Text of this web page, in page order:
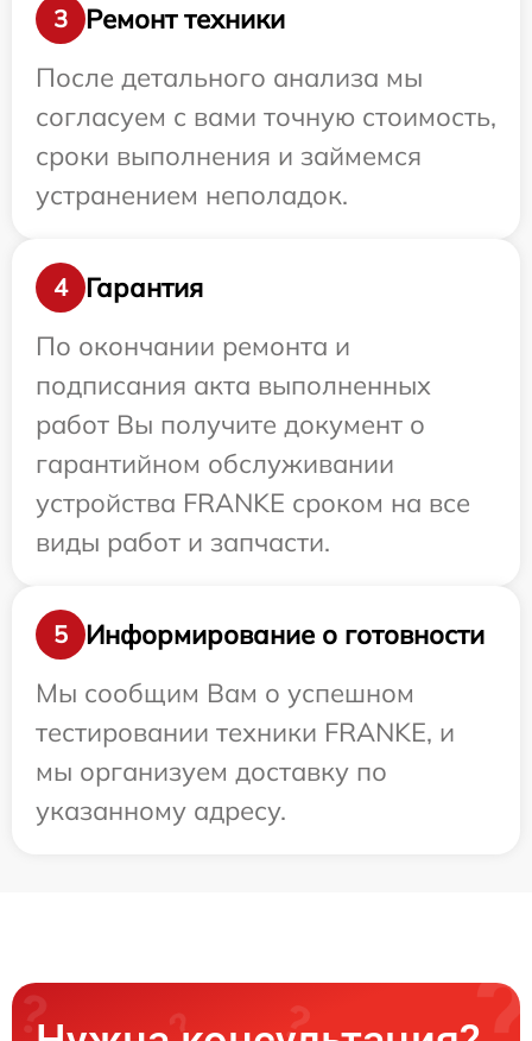
3
Ремонт техники
После детального анализа мы
согласуем с вами точную стоимость,
сроки выполнения и займемся
устранением неполадок.
4
Гарантия
По окончании ремонта и
подписания акта выполненных
работ Вы получите документ о
гарантийном обслуживании
устройства FRANKE сроком на все
виды работ и запчасти.
5
Информирование о готовности
Мы сообщим Вам о успешном
тестировании техники FRANKE, и
мы организуем доставку по
указанному адресу.